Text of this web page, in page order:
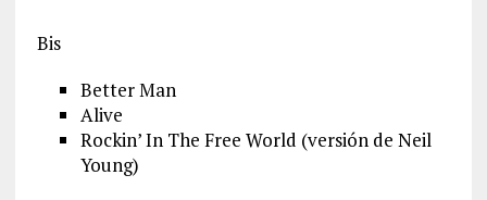
Bis
Better Man
Alive
Rockin’ In The Free World (versión de Neil
Young)